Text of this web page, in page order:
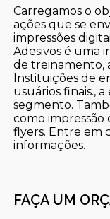
Carregamos o
ações que se
impressões
Adesivos é uma
de treinamento,
Instituições de
usuários finais.,
segmento.
como impressão
flyers. Entre em
informações.
FAÇA UM